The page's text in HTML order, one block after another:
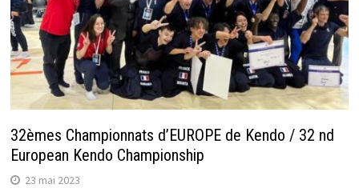
32èmes Championnats d’EUROPE de Kendo / 32 nd
European Kendo Championship
23 mai 2023